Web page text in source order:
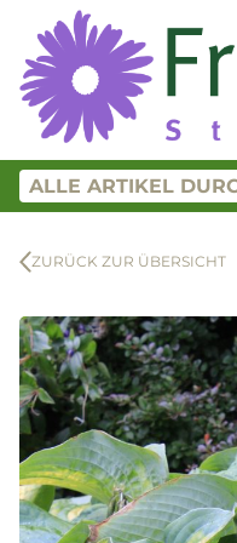
ZURÜCK ZUR ÜBERSICHT